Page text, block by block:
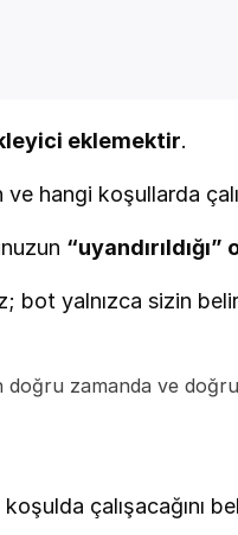
eklemektir.
hangi koşullarda
“uyandırıldığı”
bot yalnızca sizin
zamanda ve doğru
çalışacağını